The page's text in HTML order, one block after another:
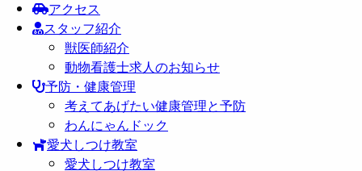
アクセス
スタッフ紹介
獣医師紹介
動物看護士求人のお知らせ
予防・健康管理
考えてあげたい健康管理と予防
わんにゃんドック
愛犬しつけ教室
愛犬しつけ教室